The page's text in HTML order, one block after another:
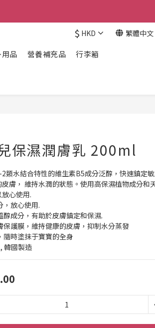
$ HKD 繁體中文
品 營養補充品 行李箱
保濕潤膚乳 200ml
類水結合特性的維生素B5成分泛醇，快速鎮定
膚， 維持水潤的狀態。使用高保濕植物成分和
心使用.
，放心使用.
醇成分，有助於皮膚鎮定和保濕.
保護膜，維持健康的皮膚，抑制水分蒸發
隨時塗抹于寶寶的全身
韓國製造